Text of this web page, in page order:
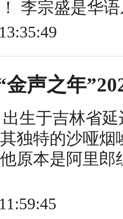
李宗盛是华
金声之年
生于吉林省
独特的沙哑
原本是阿里